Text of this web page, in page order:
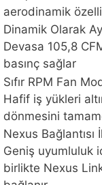
aerodinamik
Dinamik Olarak
Devasa 105,8
basınç sağlar
Sıfır RPM Fan
Hafif iş yükleri
dönmesini
Nexus Bağlantısı
Geniş uyumluluk
birlikte Nexus Link